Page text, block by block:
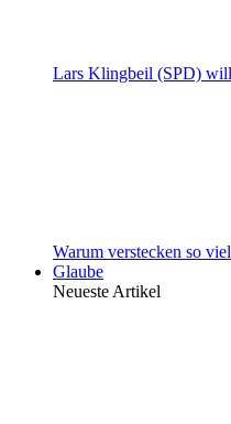
Lars Klingbeil (SPD)
Warum verstecken so
Glaube
Neueste Artikel